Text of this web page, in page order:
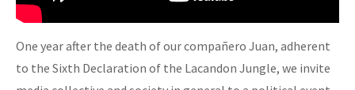
One year after the death of our compañero Juan, adherent
to the Sixth Declaration of the Lacandon Jungle, we invite